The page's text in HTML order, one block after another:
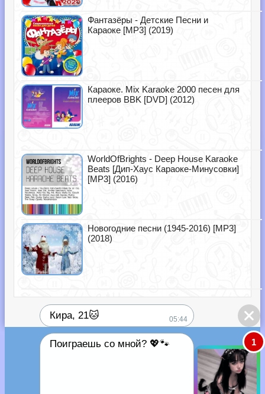
Фантазёры - Детские Песни и
Караоке [MP3] (2019)
Караоке. Mix Karaoke 2000 песен для
плееров BBK [DVD] (2012)
WorldOfBrights - Deep House Karaoke
Beats [Дип-Хаус Караоке-Минусовки]
[MP3] (2016)
Новогодние песни (1945-2016) [MP3]
(2018)
Кира, 21🐱 05:44
Поиграешь со мной? 💖🐾 1